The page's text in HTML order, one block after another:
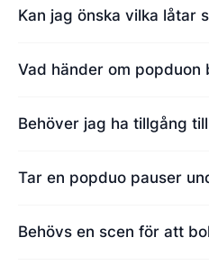
Kan jag önska vilka låtar
Vad händer om popduon
Behöver jag ha tillgång
Tar en popduo pauser
Behövs en scen för att